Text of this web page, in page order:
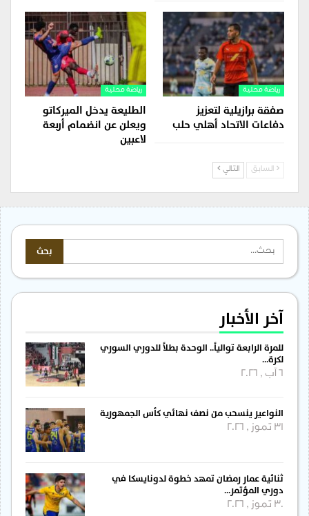
رياضة محلية
صفقة برازيلية لتعزيز
دفاعات الاتحاد أهلي حلب
رياضة محلية
الطليعة يدخل الميركاتو
ويعلن عن انضمام أربعة
لاعبين
السابق التالي
آخر الأخبار
للمرة الرابعة توالياً.. الوحدة بطلاً للدوري السوري
لكرة…
النواعير ينسحب من نصف نهائي كأس الجمهورية
31 تموز , 2026
ثنائية عمار رمضان تمهد خطوة لدونايسكا في
دوري المؤتمر…
30 تموز , 2026